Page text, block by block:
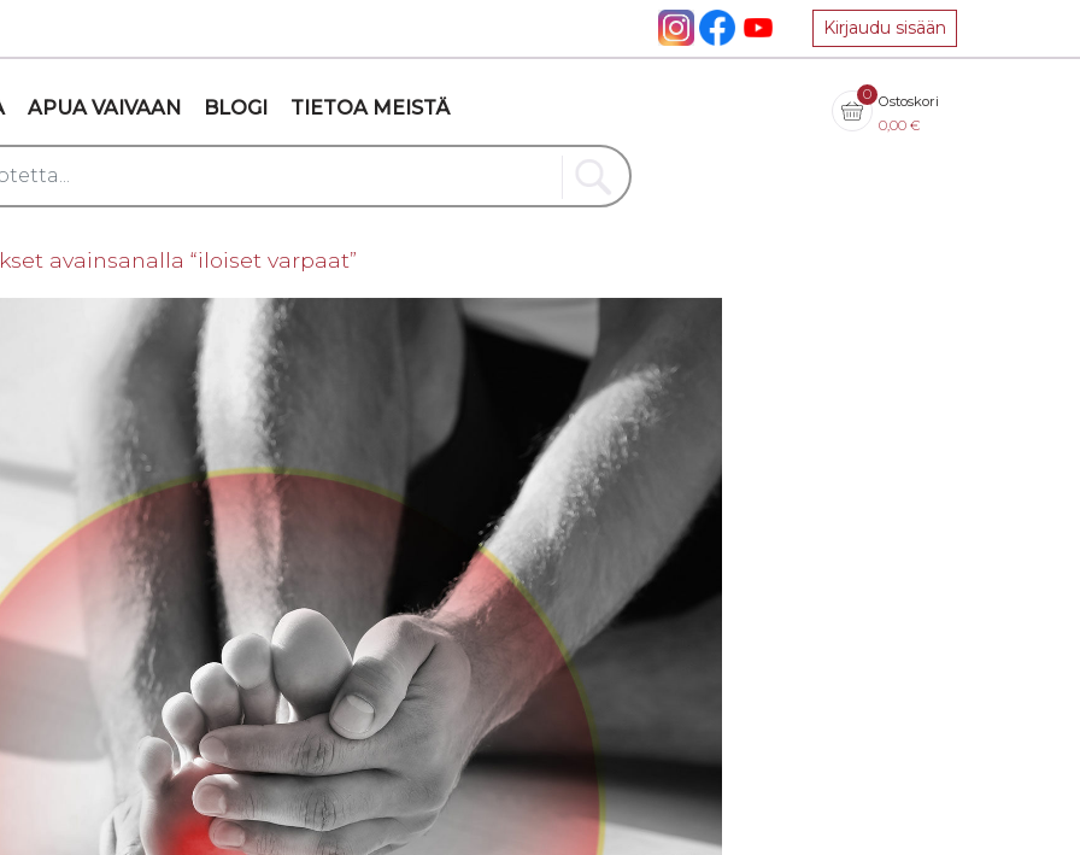
Kirjaudu sisään
APUA VAIVAAN BLOGI TIETOA MEISTÄ
0 Ostoskori
0,00 €
avainsanalla “iloiset varpaat”